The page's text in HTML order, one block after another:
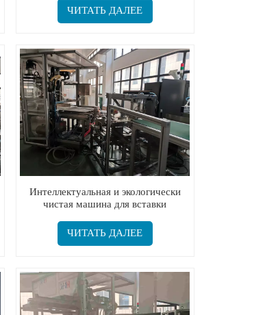
ЧИТАТЬ ДАЛЕЕ
Интеллектуальная и экологически
чистая машина для вставки
ЧИТАТЬ ДАЛЕЕ